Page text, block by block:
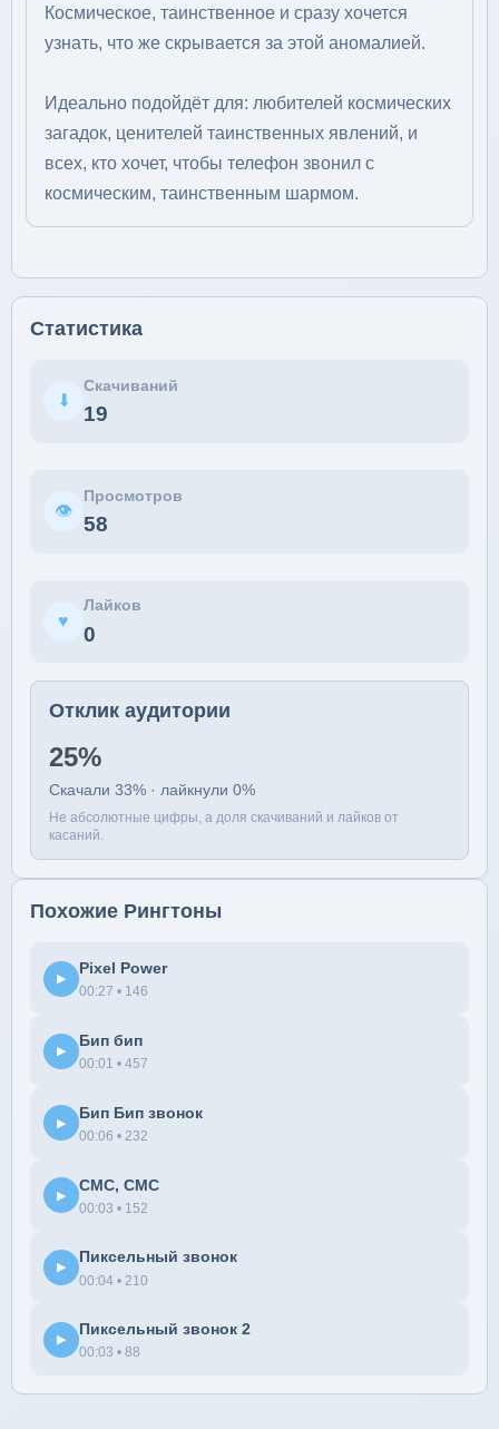
Космическое, таинственное и сразу хочется
узнать, что же скрывается за этой аномалией.
Идеально подойдёт для: любителей космических
загадок, ценителей таинственных явлений, и
всех, кто хочет, чтобы телефон звонил с
космическим, таинственным шармом.
Статистика
⬇
Скачиваний
19
👁
Просмотров
58
♥
Лайков
0
Отклик аудитории
25%
Скачали 33% · лайкнули 0%
Не абсолютные цифры, а доля скачиваний и лайков от
касаний.
Похожие Рингтоны
▶
Pixel Power
00:27 • 146
▶
Бип бип
00:01 • 457
▶
Бип Бип звонок
00:06 • 232
▶
СМС, СМС
00:03 • 152
▶
Пиксельный звонок
00:04 • 210
▶
Пиксельный звонок 2
00:03 • 88